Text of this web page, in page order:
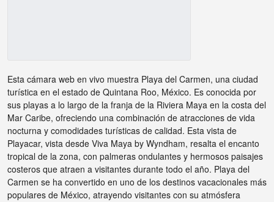
Esta cámara web en vivo muestra Playa del Carmen, una ciudad
turística en el estado de Quintana Roo, México. Es conocida por
sus playas a lo largo de la franja de la Riviera Maya en la costa del
Mar Caribe, ofreciendo una combinación de atracciones de vida
nocturna y comodidades turísticas de calidad. Esta vista de
Playacar, vista desde Viva Maya by Wyndham, resalta el encanto
tropical de la zona, con palmeras ondulantes y hermosos paisajes
costeros que atraen a visitantes durante todo el año. Playa del
Carmen se ha convertido en uno de los destinos vacacionales más
populares de México, atrayendo visitantes con su atmósfera